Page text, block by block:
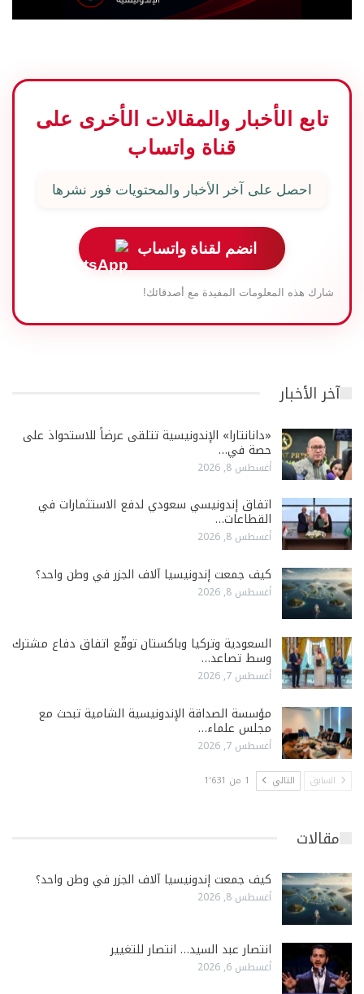
تابع الأخبار والمقالات الأخرى على
قناة واتساب
احصل على آخر الأخبار والمحتويات فور نشرها
انضم لقناة واتساب
شارك هذه المعلومات المفيدة مع أصدقائك!
آخر الأخبار
«دانانتارا» الإندونيسية تتلقى عرضاً للاستحواذ على
حصة في…
أغسطس 8, 2026
اتفاق إندونيسي سعودي لدفع الاستثمارات في
القطاعات…
أغسطس 8, 2026
كيف جمعت إندونيسيا آلاف الجزر في وطن واحد؟
أغسطس 8, 2026
السعودية وتركيا وباكستان توقّع اتفاق دفاع مشترك
وسط تصاعد…
أغسطس 7, 2026
مؤسسة الصداقة الإندونيسية الشامية تبحث مع
مجلس علماء…
أغسطس 7, 2026
السابق التالي 1 من 1٬631
مقالات
كيف جمعت إندونيسيا آلاف الجزر في وطن واحد؟
أغسطس 8, 2026
انتصار عبد السيد… انتصار للتغيير
أغسطس 6, 2026